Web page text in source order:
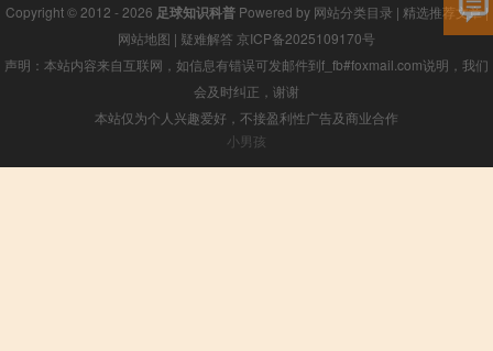
Copyright © 2012 - 2026 足球知识科普Powered by 网站分类目录 | 精选推荐文章|
网站地图 | 疑难解答 京ICP备2025109170号
声明：本站内容来自互联网，如信息有错误可发邮件到f_fb#foxmail.com说明，我们
会及时纠正，谢谢
本站仅为个人兴趣爱好，不接盈利性广告及商业合作
小男孩